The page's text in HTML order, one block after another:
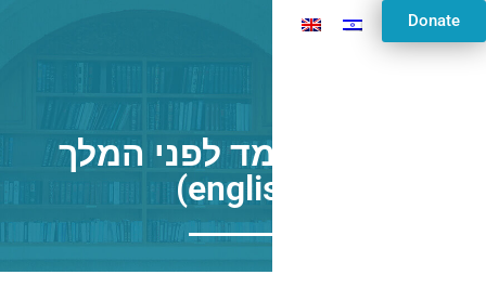
Donate
תפילה: עומד לפני המלך